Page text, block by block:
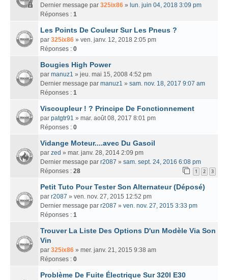
Dernier message par 325ix86 » lun. juin 04, 2018 3:09 pm
Réponses : 1
Les Points De Couleur Sur Les Pneus ?
par 325ix86 » ven. janv. 12, 2018 2:05 pm
Réponses : 0
Bougies High Power
par manuz1 » jeu. mai 15, 2008 4:52 pm
Dernier message par manuz1 » sam. nov. 18, 2017 9:07 am
Réponses : 1
Viscoupleur ! ? Principe De Fonctionnement
par patgtr91 » mar. août 08, 2017 8:01 pm
Réponses : 0
Vidange Moteur....avec Du Gasoil
par zed » mar. janv. 28, 2014 2:09 pm
Dernier message par r2087 » sam. sept. 24, 2016 6:08 pm
Réponses : 28 1 2 3
Petit Tuto Pour Tester Son Alternateur (Déposé)
par r2087 » ven. nov. 27, 2015 12:52 pm
Dernier message par r2087 » ven. nov. 27, 2015 3:33 pm
Réponses : 1
Trouver La Liste Des Options D'un Modèle Via Son
Vin
par 325ix86 » mer. janv. 21, 2015 9:38 am
Réponses : 0
Problème De Fuite Électrique Sur 320I E30